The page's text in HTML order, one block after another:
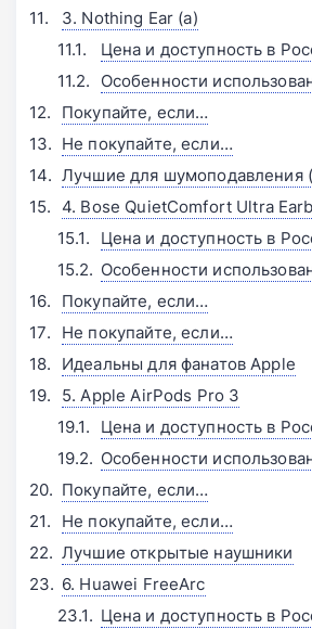
3. Nothing Ear (a)
Цена и доступность в
Особенности
Покупайте, если…
Не покупайте, если…
Лучшие для шумоподавления
4. Bose QuietComfort Ultra
Цена и доступность в
Особенности
Покупайте, если…
Не покупайте, если…
Идеальны для фанатов Apple
5. Apple AirPods Pro 3
Цена и доступность в
Особенности
Покупайте, если…
Не покупайте, если…
Лучшие открытые наушники
6. Huawei FreeArc
Цена и доступность в